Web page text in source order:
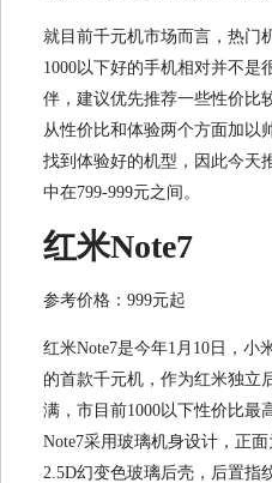
就目前千元机市场而言，热门
1000以下好的手机相对并不是
伴，建议优先推荐一些性价比
从性价比和体验两个方面加以
找到体验好的机型，因此今天
中在799-999元之间。
红米Note7
参考价格：999元起
红米Note7是今年1月10日，小
的首款千元机，作为红米独立
满，市目前1000以下性价比最
Note7采用玻璃机身设计，正
2.5D幻变色玻璃后壳，后置指